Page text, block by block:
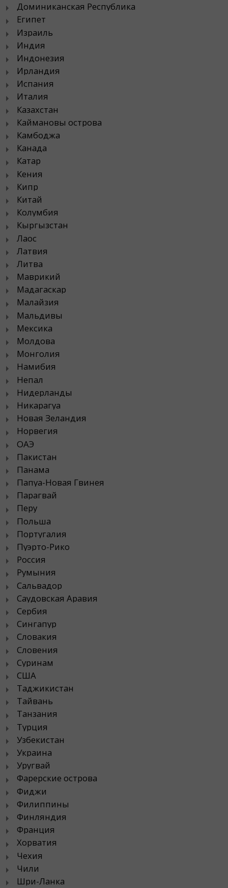
Доминиканская Республика
Египет
Израиль
Индия
Индонезия
Ирландия
Испания
Италия
Казахстан
Каймановы острова
Камбоджа
Канада
Катар
Кения
Кипр
Китай
Колумбия
Кыргызстан
Лаос
Латвия
Литва
Маврикий
Мадагаскар
Малайзия
Мальдивы
Мексика
Молдова
Монголия
Намибия
Непал
Нидерланды
Никарагуа
Новая Зеландия
Норвегия
ОАЭ
Пакистан
Панама
Папуа-Новая Гвинея
Парагвай
Перу
Польша
Португалия
Пуэрто-Рико
Россия
Румыния
Сальвадор
Саудовская Аравия
Сербия
Сингапур
Словакия
Словения
Суринам
США
Таджикистан
Тайвань
Танзания
Турция
Узбекистан
Украина
Уругвай
Фарерские острова
Фиджи
Филиппины
Финляндия
Франция
Хорватия
Чехия
Чили
Шри-Ланка